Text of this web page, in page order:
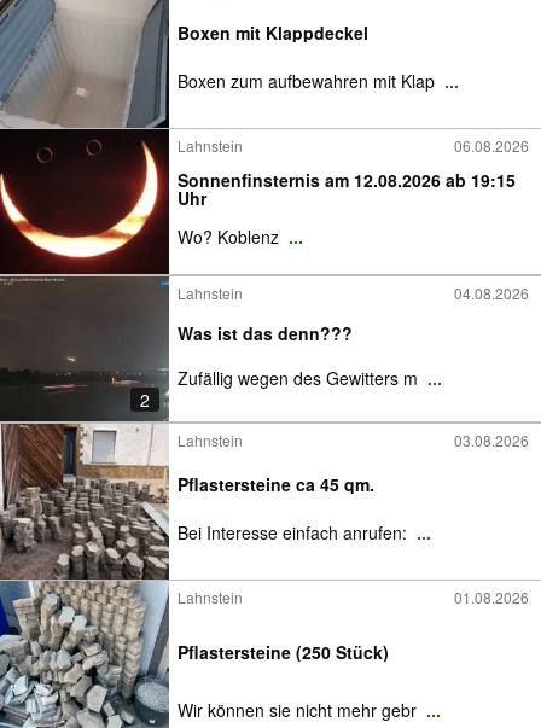
Boxen mit Klappdeckel
Boxen zum aufbewahren mit Klap ...
Lahnstein 06.08.2026
Sonnenfinsternis am 12.08.2026 ab 19:15
Uhr
Wo? Koblenz ...
2
Lahnstein 04.08.2026
Was ist das denn???
Zufällig wegen des Gewitters m ...
Lahnstein 03.08.2026
Pflastersteine ca 45 qm.
Bei Interesse einfach anrufen: ...
Lahnstein 01.08.2026
Pflastersteine (250 Stück)
Wir können sie nicht mehr gebr ...